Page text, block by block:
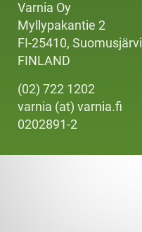
Varnia Oy
Myllypakantie 2
FI-25410, Suomusjärvi
FINLAND
(02) 722 1202
varnia (at) varnia.fi
0202891-2